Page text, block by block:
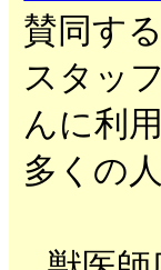
賛同す
スタッ
んに利
多くの